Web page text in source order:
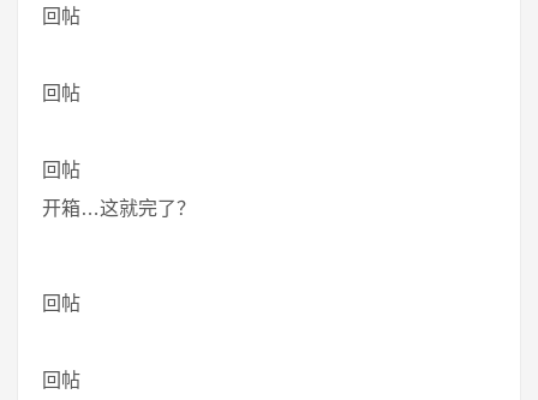
回帖
回帖
回帖
开箱…这就完了？
回帖
回帖